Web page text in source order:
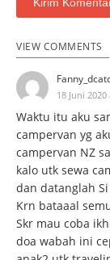
VIEW COMMENTS
18 Juni 2020
Waktu itu aku
campervan yg
campervan NZ
kalo utk sewa
dan datanglah
Krn bataaal
Skr mau coba
doa wabah ini